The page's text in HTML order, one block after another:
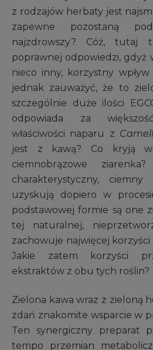
z rodzajów herbaty jest
zapewne pozostaną
najzdrowszy? Cóż,
poprawnej odpowiedzi, gdyż
nieco inny, korzystny
jednak zauważyć, że to
szczególnie duże ilości
odpowiada za
właściwości naparu z
jest z kawą? Co kryją
ciemnobrązowe
charakterystyczny,
uzyskują dopiero w
podstawowej formie są one
tej naturalnej,
zachowuje najwięcej korzyści
Jakie zatem korzyści
ekstraktów z obu tych roślin?
Zielona kawa wraz z zieloną
zdań znakomite wsparcie w
Ten synergiczny preparat
tempo przemian